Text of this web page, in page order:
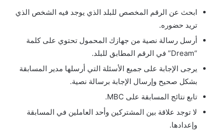
ابحث عن الرقم المخصص للبلد الذي يوجد فيه الشخص الذي
تريد حضوره.
أرسل رسالة نصية من جهازك المحمول تحتوي على كلمة
“Dream” في الرقم المطابق للبلد.
يرجى الإجابة على جميع الأسئلة التي أرسلها مدير المسابقة
بشكل صحيح وإرسال الإجابة برسالة نصية.
تابع نتائج المسابقة على MBC.
لا توجد علاقة بين المشتركين وأحد العاملين في المسابقة
وإعدادها.